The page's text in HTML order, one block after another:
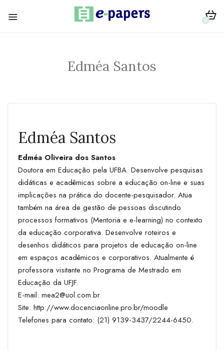
0
Edméa Santos
Edméa Santos
Edméa Oliveira dos Santos
Doutora em Educação pela UFBA. Desenvolve pesquisas
didáticas e acadêmicas sobre a educação on-line e suas
implicações na prática do docente-pesquisador. Atua
também na área de gestão de pessoas discutindo
processos formativos (Mentoria e e-learning) no contexto
da educação corporativa. Desenvolve roteiros e
desenhos didáticos para projetos de educação on-line
em espaços acadêmicos e corporativos. Atualmente é
professora visitante no Programa de Mestrado em
Educação da UFJF.
E-mail: mea2@uol.com.br
Site: http://www.docenciaonline.pro.br/moodle
Telefones para contato: (21) 9139-3437/2244-6450.